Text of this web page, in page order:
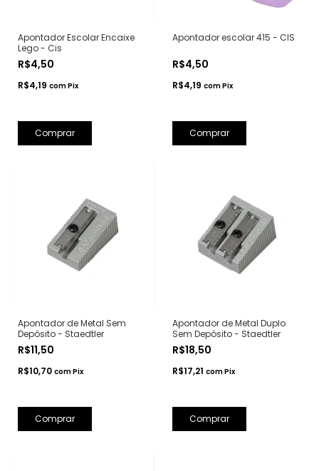
Apontador Escolar Encaixe
Lego - Cis
R$4,50
R$4,19 comPix
Comprar
Apontador escolar 415 - CIS
R$4,50
R$4,19 comPix
Comprar
Apontador de Metal Sem
Depósito - Staedtler
R$11,50
R$10,70 comPix
Apontador de Metal Duplo
Sem Depósito - Staedtler
R$18,50
R$17,21 comPix